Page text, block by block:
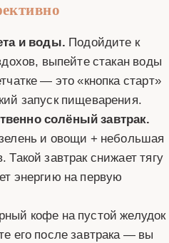
и воды. Подойдите к
выпейте стакан воды
— это «кнопка старт»
запуск пищеварения.
солёный завтрак.
и овощи + небольшая
завтрак снижает тягу
энергию на первую
кофе на пустой желудок
его после завтрака — вы